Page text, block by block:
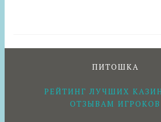
ПИТОШКА
РЕЙТИНГ ЛУЧШИХ
ОТЗЫВАМ ИГРОКОВ